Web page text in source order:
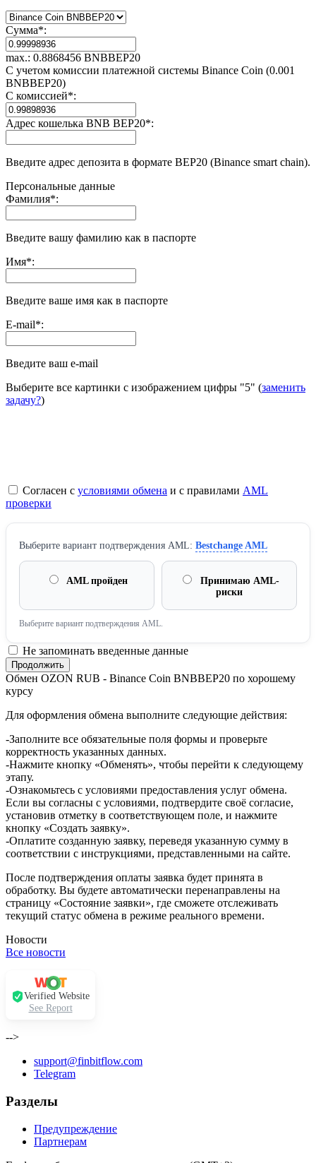
Сумма*:
max.: 0.8868456 BNBBEP20
С учетом комиссии платежной системы Binance Coin (0.001
BNBBEP20)
С комиссией*:
Адрес кошелька BNB BEP20*:
Введите адрес депозита в формате BEP20 (Binance smart chain).
Персональные данные
Фамилия*:
Введите вашу фамилию как в паспорте
Имя*:
Введите ваше имя как в паспорте
E-mail*:
Введите ваш e-mail
Выберите все картинки с изображением цифры "5" (заменить
задачу?)
Согласен с условиями обмена и с правилами AML
проверки
Выберите вариант подтверждения AML: Bestchange AML
AML пройден
Принимаю AML-
риски
Выберите вариант подтверждения AML.
Не запоминать введенные данные
Обмен OZON RUB - Binance Coin BNBBEP20 по хорошему
курсу
Для оформления обмена выполните следующие действия:
-Заполните все обязательные поля формы и проверьте
корректность указанных данных.
-Нажмите кнопку «Обменять», чтобы перейти к следующему
этапу.
-Ознакомьтесь с условиями предоставления услуг обмена.
Если вы согласны с условиями, подтвердите своё согласие,
установив отметку в соответствующем поле, и нажмите
кнопку «Создать заявку».
-Оплатите созданную заявку, переведя указанную сумму в
соответствии с инструкциями, представленными на сайте.
После подтверждения оплаты заявка будет принята в
обработку. Вы будете автоматически перенаправлены на
страницу «Состояние заявки», где сможете отслеживать
текущий статус обмена в режиме реального времени.
Новости
Все новости
Verified Website
See Report
-->
support@finbitflow.com
Telegram
Разделы
Предупреждение
Партнерам